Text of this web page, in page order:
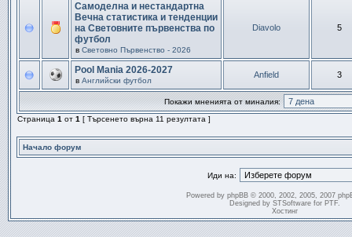
Самоделна и нестандартна
Вечна статистика и тенденции
на Световните първенства по
футбол
в Световно Първенство - 2026
Diavolo 5
Pool Mania 2026-2027
в Английски футбол
Anfield 3
Покажи мненията от миналия:
Страница 1 от 1 [ Търсенето върна 11 резултата ]
Начало форум
Иди на:
Powered by phpBB© 2000, 2002, 2005, 2007
Designed by STSoftwarefor PTF.
Хостинг